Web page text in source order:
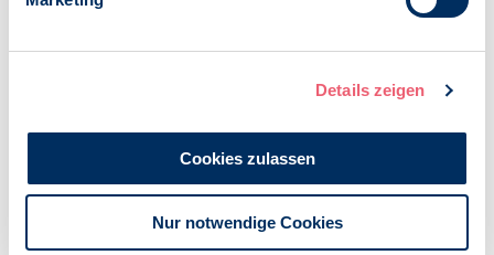
Details zeigen
Cookies zulassen
Nur notwendige Cookies
oder eben durch grüne Signalfarbe aktiviert wird.
Gedanklichen Widersprüchen nicht ausweichen
kreative Gedankengänge fördert (und systematisches
Informationen, Sinneseindrücke und Erinnerungen, die
neuartige gedankliche Konstellationen ermöglicht. Zudem
gibt es auch Wissenschafts- oder Kunstschaffende, die
einen ablenkungsfreien Raum brauchen, um kreativ zu